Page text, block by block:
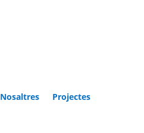
Nosaltres Projectes